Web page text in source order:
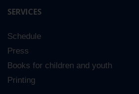
SERVICES
Schedule
Press
Books for children and youth
Printing